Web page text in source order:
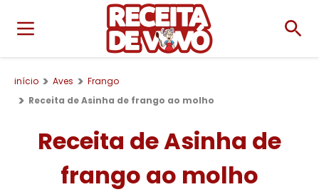
início Aves
Frango
Receita de Asinha de frango ao molho
Receita de Asinha de
frango ao molho